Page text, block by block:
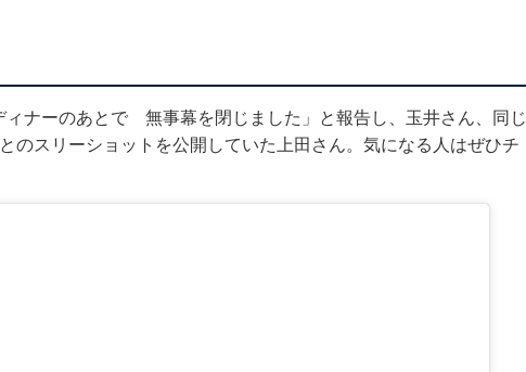
ナーのあとで 無事幕を閉じました」と報告し、玉井さん、同じ
のスリーショットを公開していた上田さん。気になる人はぜひチ